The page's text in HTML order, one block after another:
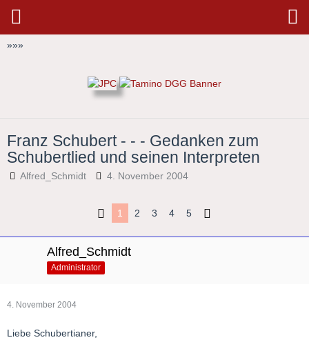
»»»
Franz Schubert - - - Gedanken zum
Schubertlied und seinen Interpreten
Alfred_Schmidt 4. November 2004
1 2 3 4 5
Alfred_Schmidt
Administrator
4. November 2004
Liebe Schubertianer,